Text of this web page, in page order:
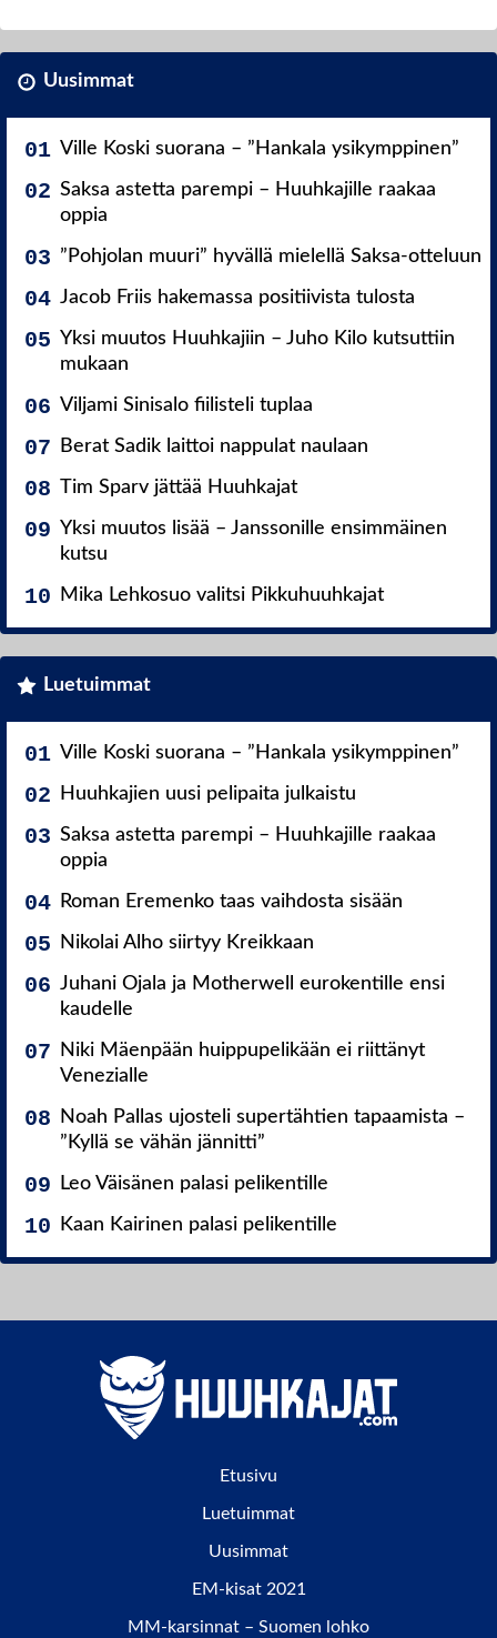
Uusimmat
Ville Koski suorana – ”Hankala ysikymppinen”
Saksa astetta parempi – Huuhkajille raakaa
oppia
”Pohjolan muuri” hyvällä mielellä Saksa-otteluun
Jacob Friis hakemassa positiivista tulosta
Yksi muutos Huuhkajiin – Juho Kilo kutsuttiin
mukaan
Viljami Sinisalo fiilisteli tuplaa
Berat Sadik laittoi nappulat naulaan
Tim Sparv jättää Huuhkajat
Yksi muutos lisää – Janssonille ensimmäinen
kutsu
Mika Lehkosuo valitsi Pikkuhuuhkajat
Luetuimmat
Ville Koski suorana – ”Hankala ysikymppinen”
Huuhkajien uusi pelipaita julkaistu
Saksa astetta parempi – Huuhkajille raakaa
oppia
Roman Eremenko taas vaihdosta sisään
Nikolai Alho siirtyy Kreikkaan
Juhani Ojala ja Motherwell eurokentille ensi
kaudelle
Niki Mäenpään huippupelikään ei riittänyt
Venezialle
Noah Pallas ujosteli supertähtien tapaamista –
”Kyllä se vähän jännitti”
Leo Väisänen palasi pelikentille
Kaan Kairinen palasi pelikentille
Etusivu
Luetuimmat
Uusimmat
EM-kisat 2021
MM-karsinnat – Suomen lohko